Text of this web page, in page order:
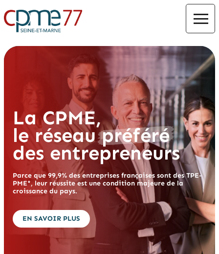
La CPME,
le réseaupréféré
des entrepreneurs
Parce que 99,9% des entreprises françaises sont des TPE-
PME*, leur réussite est une condition majeure de la
croissance du pays.
EN SAVOIR PLUS